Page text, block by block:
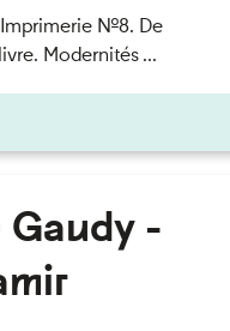
n°8. De
Modernités ...
Gaudy -